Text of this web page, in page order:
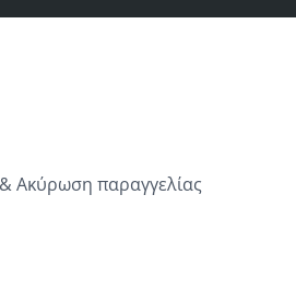
Ακύρωση παραγγελίας